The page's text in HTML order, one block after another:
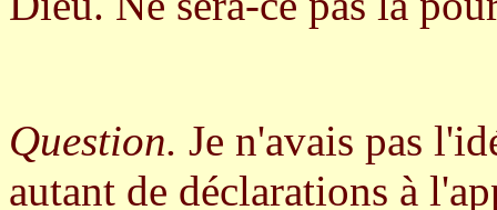
Question. Je n'avais pas
autant de déclarations à